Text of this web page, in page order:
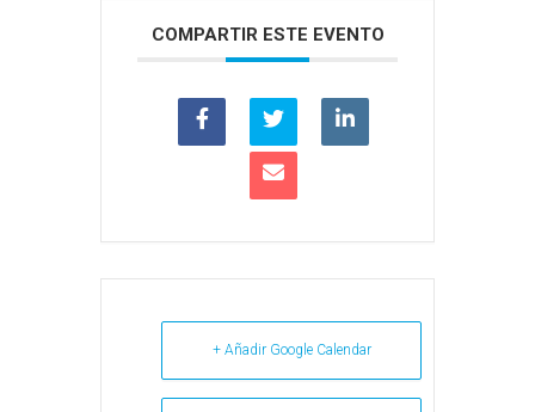
COMPARTIR ESTE EVENTO
+ Añadir Google Calendar